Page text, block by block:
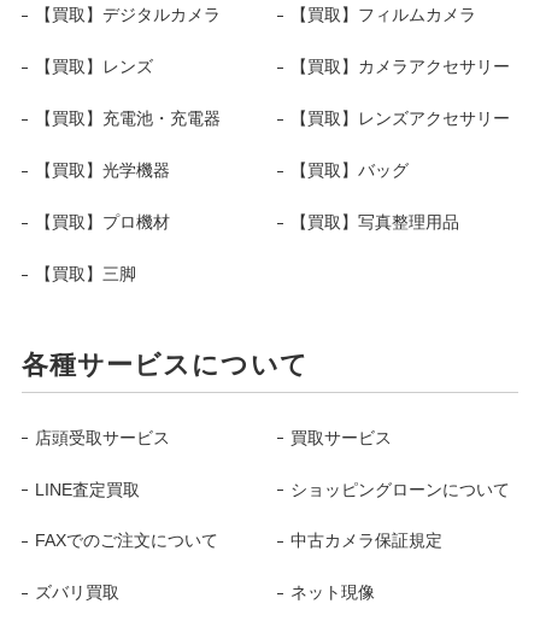
【買取】デジタルカメラ 【買取】フィルムカメラ
【買取】レンズ 【買取】カメラアクセサリー
【買取】充電池・充電器 【買取】レンズアクセサリー
【買取】光学機器 【買取】バッグ
【買取】プロ機材 【買取】写真整理用品
【買取】三脚
各種サービスについて
店頭受取サービス 買取サービス
LINE査定買取 ショッピングローンについて
FAXでのご注文について 中古カメラ保証規定
ズバリ買取 ネット現像